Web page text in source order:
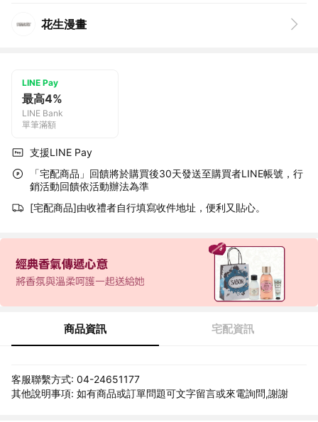
花生漫畫
LINE Pay
最高4%
LINE Bank
單筆滿額
支援LINE Pay
「宅配商品」回饋將於購買後30天發送至購買者LINE帳號，行
銷活動回饋依活動辦法為準
[宅配商品]由收禮者自行填寫收件地址，便利又貼心。
商品資訊 宅配資訊
客服聯繫方式: 04-24651177
其他說明事項: 如有商品或訂單問題可文字留言或來電詢問,謝謝